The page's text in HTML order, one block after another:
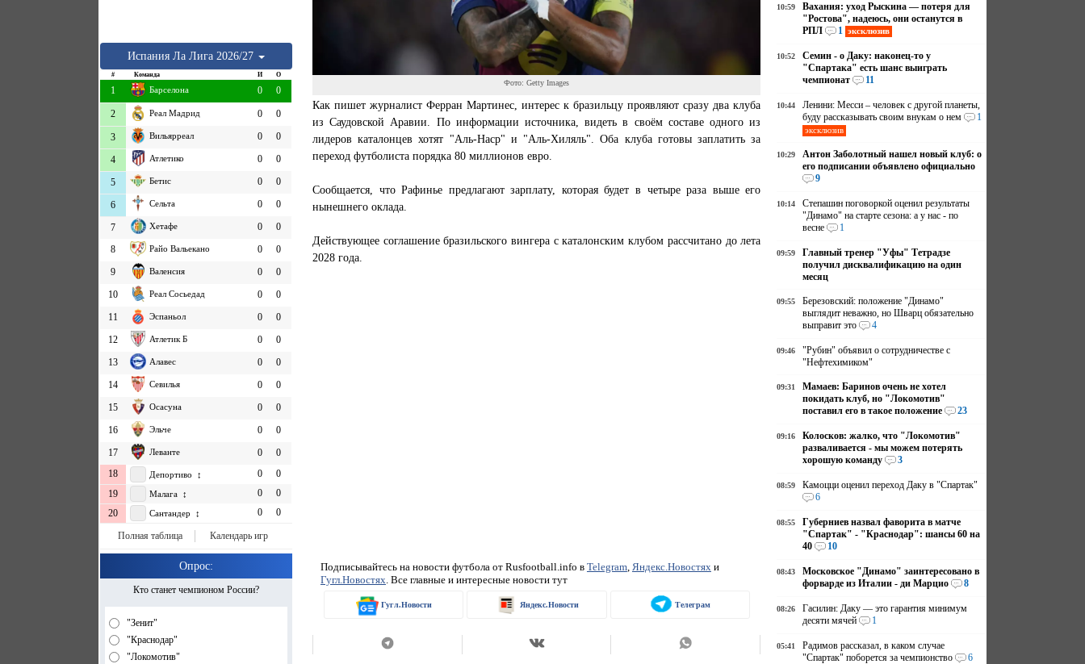
Испания Ла Лига 2026/27
# Команда И О
1 Барселона 0 0
2 Реал Мадрид 0 0
3 Вильярреал 0 0
4 Атлетико 0 0
5 Бетис 0 0
6 Сельта 0 0
7 Хетафе 0
0
8
Райо Вальекано 0
0
9
Валенсия 0
0
10
Реал Сосьедад 0
0
11
Эспаньол 0
0
12
Атлетик Б 0
0
13
Алавес 0
0
14
Севилья 0
0
15
Осасуна 0
0
16
Эльче 0
0
17
Леванте 0
0
18
Депортиво ↕ 0
0
19
Малага ↕ 0
0
20
Сантандер ↕ 0 0
Полная таблица Календарь игр
Опрос:
Кто станет чемпионом России?
"Зенит"
"Краснодар"
"Локомотив"
Фото: Getty Images
Как пишет журналист Ферран Мартинес, интерес к бразильцу проявляют сразу два клуба
из Саудовской Аравии. По информации источника, видеть в своём составе одного из
лидеров каталонцев хотят "Аль-Наср" и "Аль-Хиляль". Оба клуба готовы заплатить за
переход футболиста порядка 80 миллионов евро.
Сообщается, что Рафинье предлагают зарплату, которая будет в четыре раза выше его
нынешнего оклада.
Действующее соглашение бразильского вингера с каталонским клубом рассчитано до лета
2028 года.
Подписывайтесь на новости футбола от Rusfootball.info в Telegram, Яндекс.Новостях и
Гугл.Новостях . Все главные и интересные новости тут
Гугл.Новости Яндекс.Новости Телеграм
10:59
Вахания: уход Рыскина — потеря для
"Ростова", надеюсь, они останутся в
РПЛ
1 эксклюзив
10:52
Семин - о Даку: наконец-то у
"Спартака" есть шанс выиграть
чемпионат
11
10:44
Ленини: Месси – человек с другой планеты,
буду рассказывать своим внукам о нем
1
эксклюзив
10:29
Антон Заболотный нашел новый клуб: о
его подписании объявлено официально
9
10:14
Степашин поговоркой оценил результаты
"Динамо" на старте сезона: а у нас - по
весне
1
09:59
Главный тренер "Уфы" Тетрадзе
получил дисквалификацию на один
месяц
09:55
Березовский: положение "Динамо"
выглядит неважно, но Шварц обязательно
выправит это
4
09:46
"Рубин" объявил о сотрудничестве с
"Нефтехимиком"
09:31
Мамаев: Баринов очень не хотел
покидать клуб, но "Локомотив"
поставил его в такое положение
23
09:16
Колосков: жалко, что "Локомотив"
разваливается - мы можем потерять
хорошую команду
3
08:59
Камоцци оценил переход Даку в "Спартак"
6
08:55
Губерниев назвал фаворита в матче
"Спартак" - "Краснодар": шансы 60 на
40
10
08:43
Московское "Динамо" заинтересовано в
форварде из Италии - ди Марцио
8
08:26
Гасилин: Даку — это гарантия минимум
десяти мячей
1
05:41
Радимов рассказал, в каком случае
"Спартак" поборется за чемпионство
6